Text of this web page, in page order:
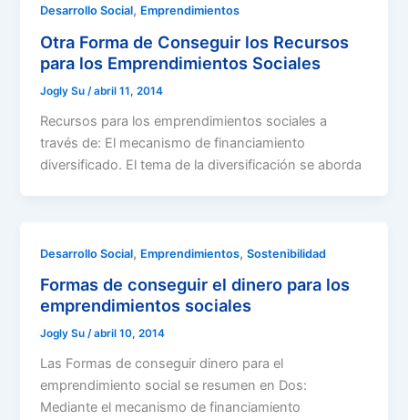
Desarrollo Social, Emprendimientos
Otra Forma de Conseguir los Recursos
para los Emprendimientos Sociales
Jogly Su/abril 11, 2014
Recursos para los emprendimientos sociales a
través de: El mecanismo de financiamiento
diversificado. El tema de la diversificación se aborda
Desarrollo Social, Emprendimientos,Sostenibilidad
Formas de conseguir el dinero para los
emprendimientos sociales
Jogly Su/abril 10, 2014
Las Formas de conseguir dinero para el
emprendimiento social se resumen en Dos:
Mediante el mecanismo de financiamiento